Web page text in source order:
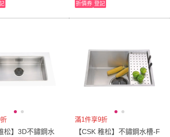
折價券 登記
松】3D不鏽鋼水
滿1件享9折
【CSK 稚松】不鏽鋼水槽-F